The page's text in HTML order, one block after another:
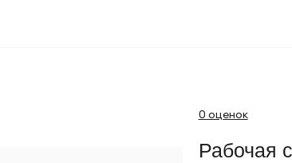
0 оценок
Рабочая